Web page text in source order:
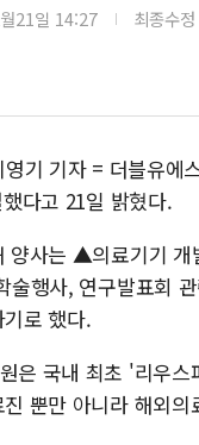
21일 14:27 최종수
기 기자 = 더블유에
다고 21일 밝혔다.
양사는 ▲의료기기
술행사, 연구발표회
로 했다.
은 국내 최초 '리우
뿐만 아니라 해외